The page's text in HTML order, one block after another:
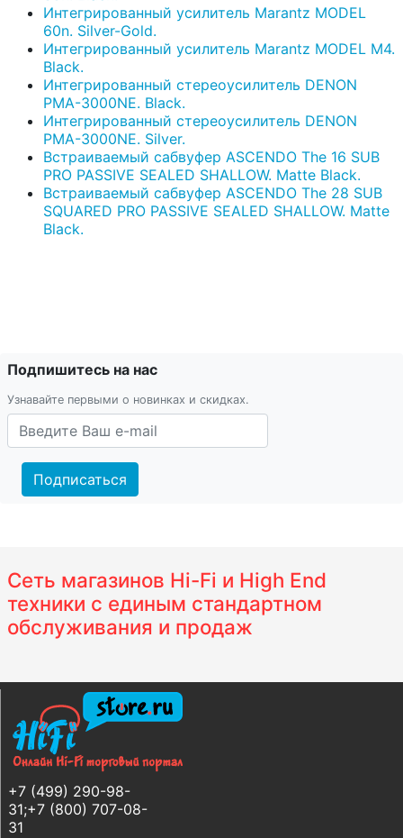
Интегрированный усилитель Marantz MODEL
60n. Silver-Gold.
Интегрированный усилитель Marantz MODEL M4.
Black.
Интегрированный стереоусилитель DENON
PMA-3000NE. Black.
Интегрированный стереоусилитель DENON
PMA-3000NE. Silver.
Встраиваемый сабвуфер ASCENDO The 16 SUB
PRO PASSIVE SEALED SHALLOW. Matte Black.
Встраиваемый сабвуфер ASCENDO The 28 SUB
SQUARED PRO PASSIVE SEALED SHALLOW. Matte
Black.
Подпишитесь на нас
Узнавайте первыми о новинках и скидках.
Подписаться
Сеть магазинов Hi-Fi и High End
техники с единым стандартном
обслуживания и продаж
+7 (499) 290-98-
31;+7 (800) 707-08-
31